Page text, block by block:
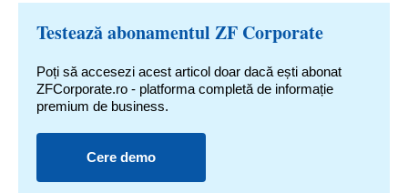
Testează abonamentul ZF Corporate
Poți să accesezi acest articol doar dacă ești abonat
ZFCorporate.ro - platforma completă de informație
premium de business.
Cere demo